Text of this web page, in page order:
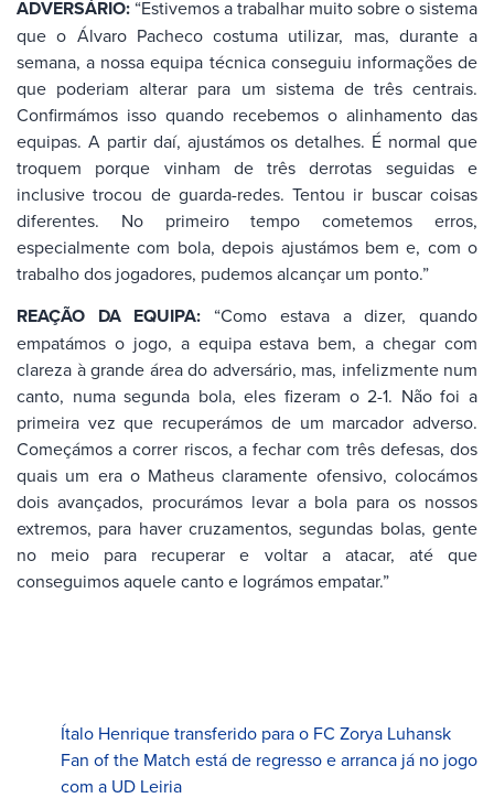
ADVERSÁRIO: “Estivemos a trabalhar muito sobre o sistema
que o Álvaro Pacheco costuma utilizar, mas, durante a
semana, a nossa equipa técnica conseguiu informações de
que poderiam alterar para um sistema de três centrais.
Confirmámos isso quando recebemos o alinhamento das
equipas. A partir daí, ajustámos os detalhes. É normal que
troquem porque vinham de três derrotas seguidas e
inclusive trocou de guarda-redes. Tentou ir buscar coisas
diferentes. No primeiro tempo cometemos erros,
especialmente com bola, depois ajustámos bem e, com o
trabalho dos jogadores, pudemos alcançar um ponto.”
REAÇÃO DA EQUIPA: “Como estava a dizer, quando
empatámos o jogo, a equipa estava bem, a chegar com
clareza à grande área do adversário, mas, infelizmente num
canto, numa segunda bola, eles fizeram o 2-1. Não foi a
primeira vez que recuperámos de um marcador adverso.
Começámos a correr riscos, a fechar com três defesas, dos
quais um era o Matheus claramente ofensivo, colocámos
dois avançados, procurámos levar a bola para os nossos
extremos, para haver cruzamentos, segundas bolas, gente
no meio para recuperar e voltar a atacar, até que
conseguimos aquele canto e lográmos empatar.”
Ítalo Henrique transferido para o FC Zorya Luhansk
Fan of the Match está de regresso e arranca já no jogo
com a UD Leiria